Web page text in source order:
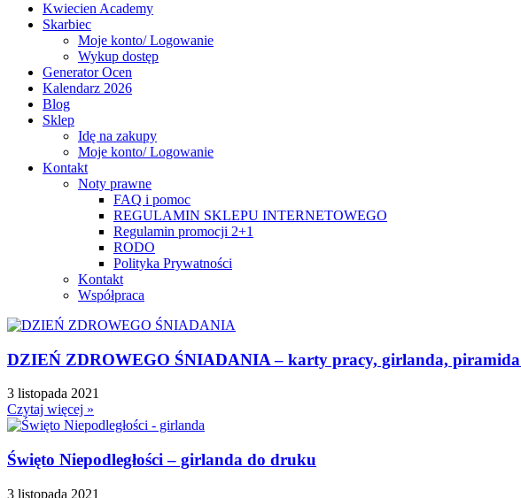
Kwiecien Academy
Skarbiec
Moje konto/ Logowanie
Wykup dostęp
Generator Ocen
Kalendarz 2026
Blog
Sklep
Idę na zakupy
Moje konto/ Logowanie
Kontakt
Noty prawne
FAQ i pomoc
REGULAMIN SKLEPU INTERNETOWEGO
Regulamin promocji 2+1
RODO
Polityka Prywatności
Kontakt
Współpraca
DZIEŃ ZDROWEGO ŚNIADANIA – karty pracy, girlanda, piramida
3 listopada 2021
Czytaj więcej »
Święto Niepodległości – girlanda do druku
3 listopada 2021